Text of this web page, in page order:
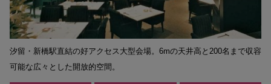
汐留・新橋駅直結の好アクセス大型会場。6mの天井高と200名まで収容
可能な広々とした開放的空間。